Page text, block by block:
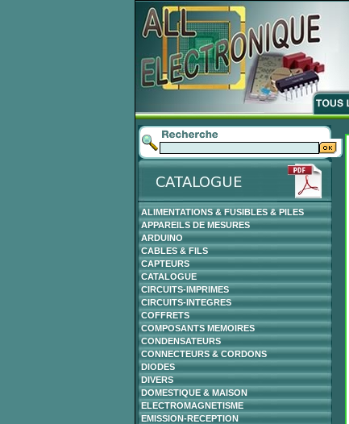
ALIMENTATIONS & FUSIBLES & PILES
APPAREILS DE MESURES
ARDUINO
CABLES & FILS
CAPTEURS
CATALOGUE
CIRCUITS-IMPRIMES
CIRCUITS-INTEGRES
COFFRETS
COMPOSANTS MEMOIRES
CONDENSATEURS
CONNECTEURS & CORDONS
DIODES
DIVERS
DOMESTIQUE & MAISON
ELECTROMAGNETISME
EMISSION-RECEPTION